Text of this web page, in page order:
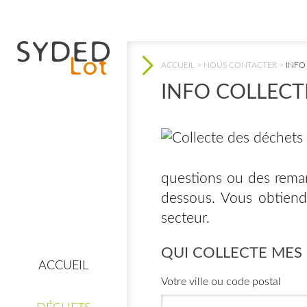
ACCUEIL
Mes consignes de
VOUS ÊTES ICI
ACCUEIL > NOUS CONTACTER > INFO
INFO
questions ou des
dessous. Vous
secteur.
QUI COLLECTE MES
Votre ville ou code postal